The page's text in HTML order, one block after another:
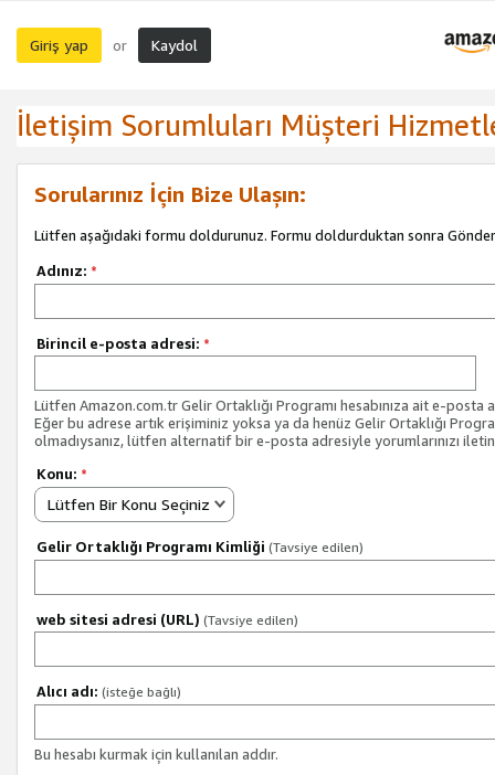
Giriş yap or Kaydol
İletişim Sorumluları Müşteri
Sorularınız İçin Bize Ulaşın:
Lütfen aşağıdaki formu doldurunuz. Formu doldurduktan sonra Gönder
Adınız: *
Birincil e-posta adresi: *
Lütfen Amazon.com.tr Gelir Ortaklığı Programı hesabınıza ait e-posta
Eğer bu adrese artık erişiminiz yoksa ya da henüz Gelir Ortaklığı
olmadıysanız, lütfen alternatif bir e-posta adresiyle yorumlarınızı
Konu: *
Lütfen Bir Konu Seçiniz
Gelir Ortaklığı Programı Kimliği (Tavsiye edilen)
web sitesi adresi (URL) (Tavsiye edilen)
Alıcı adı: (isteğe bağlı)
Bu hesabı kurmak için kullanılan addır.